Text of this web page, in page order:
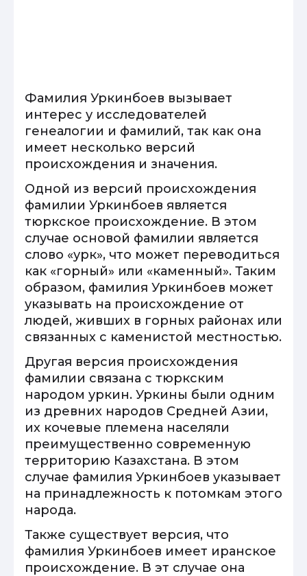
Фамилия Уркинбоев вызывает
интерес у исследователей
генеалогии и фамилий, так как она
имеет несколько версий
происхождения и значения.
Одной из версий происхождения
фамилии Уркинбоев является
тюркское происхождение. В этом
случае основой фамилии является
слово «урк», что может переводиться
как «горный» или «каменный». Таким
образом, фамилия Уркинбоев может
указывать на происхождение от
людей, живших в горных районах или
связанных с каменистой местностью.
Другая версия происхождения
фамилии связана с тюркским
народом уркин. Уркины были одним
из древних народов Средней Азии,
их кочевые племена населяли
преимущественно современную
территорию Казахстана. В этом
случае фамилия Уркинбоев указывает
на принадлежность к потомкам этого
народа.
Также существует версия, что
фамилия Уркинбоев имеет иранское
происхождение. В эт случае она